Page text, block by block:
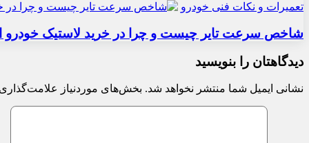
تعمیرات و نکات فنی خودرو
شاخص سرعت تایر چیست و چرا در خرید لاستیک خودرو
دیدگاهتان را بنویسید
نشانی ایمیل شما منتشر نخواهد شد. بخش‌های موردنیاز